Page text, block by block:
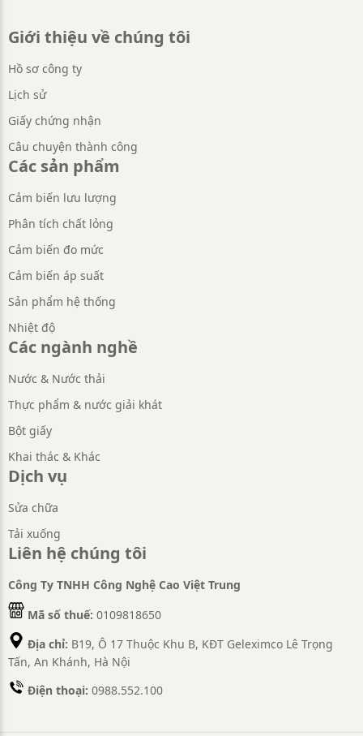
Giới thiệu về chúng tôi
Hồ sơ công ty
Lịch sử
Giấy chứng nhận
Câu chuyện thành công
Các sản phẩm
Cảm biến lưu lượng
Phân tích chất lỏng
Cảm biến đo mức
Cảm biến áp suất
Sản phẩm hệ thống
Nhiệt độ
Các ngành nghề
Nước & Nước thải
Thực phẩm & nước giải khát
Bột giấy
Khai thác & Khác
Dịch vụ
Sửa chữa
Tải xuống
Liên hệ chúng tôi
Công Ty TNHH Công Nghệ Cao Việt Trung
Mã số thuế: 0109818650
Địa chỉ: B19, Ô 17 Thuộc Khu B, KĐT Geleximco Lê Trọng
Tấn, An Khánh, Hà Nội
Điện thoại: 0988.552.100